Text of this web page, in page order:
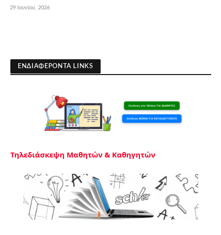
29 Ιουνίου, 2026
ΕΝΔΙΑΦΕΡΟΝΤΑ LINKS
Τηλεδιάσκεψη Μαθητών & Καθηγητών